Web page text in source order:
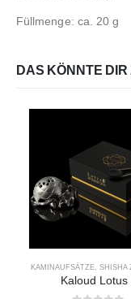
Füllmenge: ca. 20 g
DAS KÖNNTE
KAMINAUFSÄTZE, SHISHA
Kaloud Lotus II